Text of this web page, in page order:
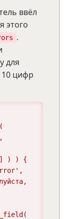
ввёл
этого
.
для
цифр